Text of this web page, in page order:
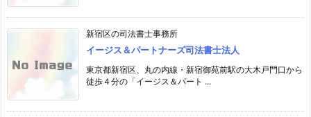
新宿区の司法書士事務所
イージス＆パートナーズ司法書士法人
東京都新宿区、丸の内線・新宿御苑前駅の大木戸門口から
徒歩４分の「イージス＆パート ...